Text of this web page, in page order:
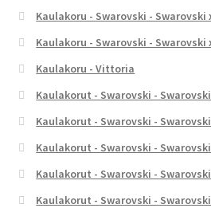
Kaulakoru - Swarovski - Swarovski
Kaulakoru - Swarovski - Swarovski
Kaulakoru - Vittoria
Kaulakorut - Swarovski -
Kaulakorut - Swarovski -
Kaulakorut - Swarovski -
Kaulakorut - Swarovski -
Kaulakorut - Swarovski -